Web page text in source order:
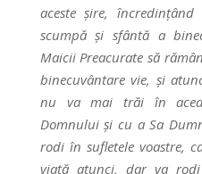
aceste șire,
scumpă și sfântă a
Maicii Preacurate să
binecuvântare vie, și
nu va mai trăi în
Domnului și cu a Sa
rodi în sufletele voastre,
viață atunci, dar va